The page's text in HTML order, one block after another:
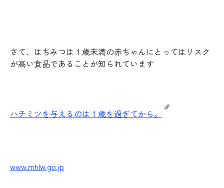
さて、はちみつは１歳未満の赤ちゃんにとってはリスク
が高い食品であることが知られています
ハチミツを与えるのは１歳を過ぎてから。
www.mhlw.go.jp